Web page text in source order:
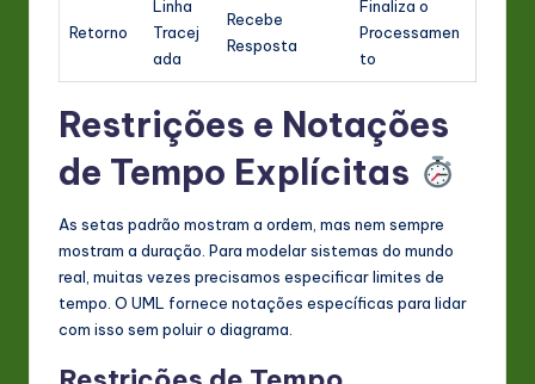
Retorno
Linha
Tracej
ada
Recebe
Resposta
Finaliza o
Processamen
to
Restrições e Notações
de Tempo Explícitas
As setas padrão mostram a ordem, mas nem sempre
mostram a duração. Para modelar sistemas do mundo
real, muitas vezes precisamos especificar limites de
tempo. O UML fornece notações específicas para lidar
com isso sem poluir o diagrama.